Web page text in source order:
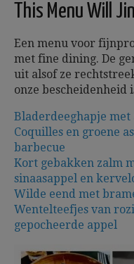
This Menu Will
Een menu voor
met fine dining. De
uit alsof ze
onze bescheidenheid
Bladerdeeghapje
Coquilles en groene
barbecue
Kort gebakken zalm
sinaasappel en
Wilde eend met
Wentelteefjes van
gepocheerde appel